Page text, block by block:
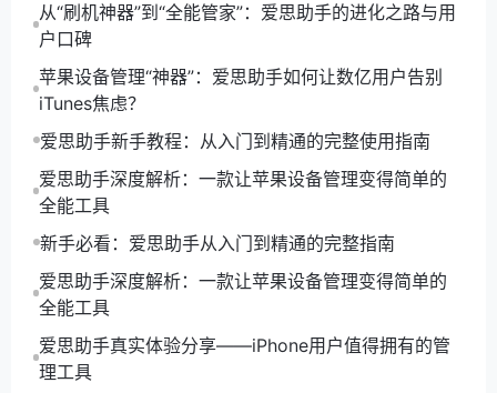
实测案例（我验过的手机）
咸鱼2300元的iPhone 13mini 爱思一诊断：电池循环
次数1786次、后摄非原装、尾插非原装，直接砍到
1600成交。
朋友花9800买的iPhone 15 Pro 报告显示主板串号不
一致+逻辑板编号异常，最后退货成功。
自己卖旧iPhone 14 Pro Max 发了一份爱思全绿报告，
买家直接不讲价全款打过来。
进阶诊断技巧（99%的人都不知道）
陀螺仪，换过主板的经常有传感器异常。
点“电池详情”→ “充电历史” 能看到最近30天的充电曲
线，经常快充的电池衰减明显。
导出“系统日志”给苹果售后 手机卡顿发热拿这个日志去
从“刷机神器”到“全能管家”：爱思助手的进化之路与用
户口碑
苹果设备管理“神器”：爱思助手如何让数亿用户告别
iTunes焦虑？
爱思助手新手教程：从入门到精通的完整使用指南
爱思助手深度解析：一款让苹果设备管理变得简单的
全能工具
新手必看：爱思助手从入门到精通的完整指南
爱思助手深度解析：一款让苹果设备管理变得简单的
全能工具
爱思助手真实体验分享——iPhone用户值得拥有的管
理工具